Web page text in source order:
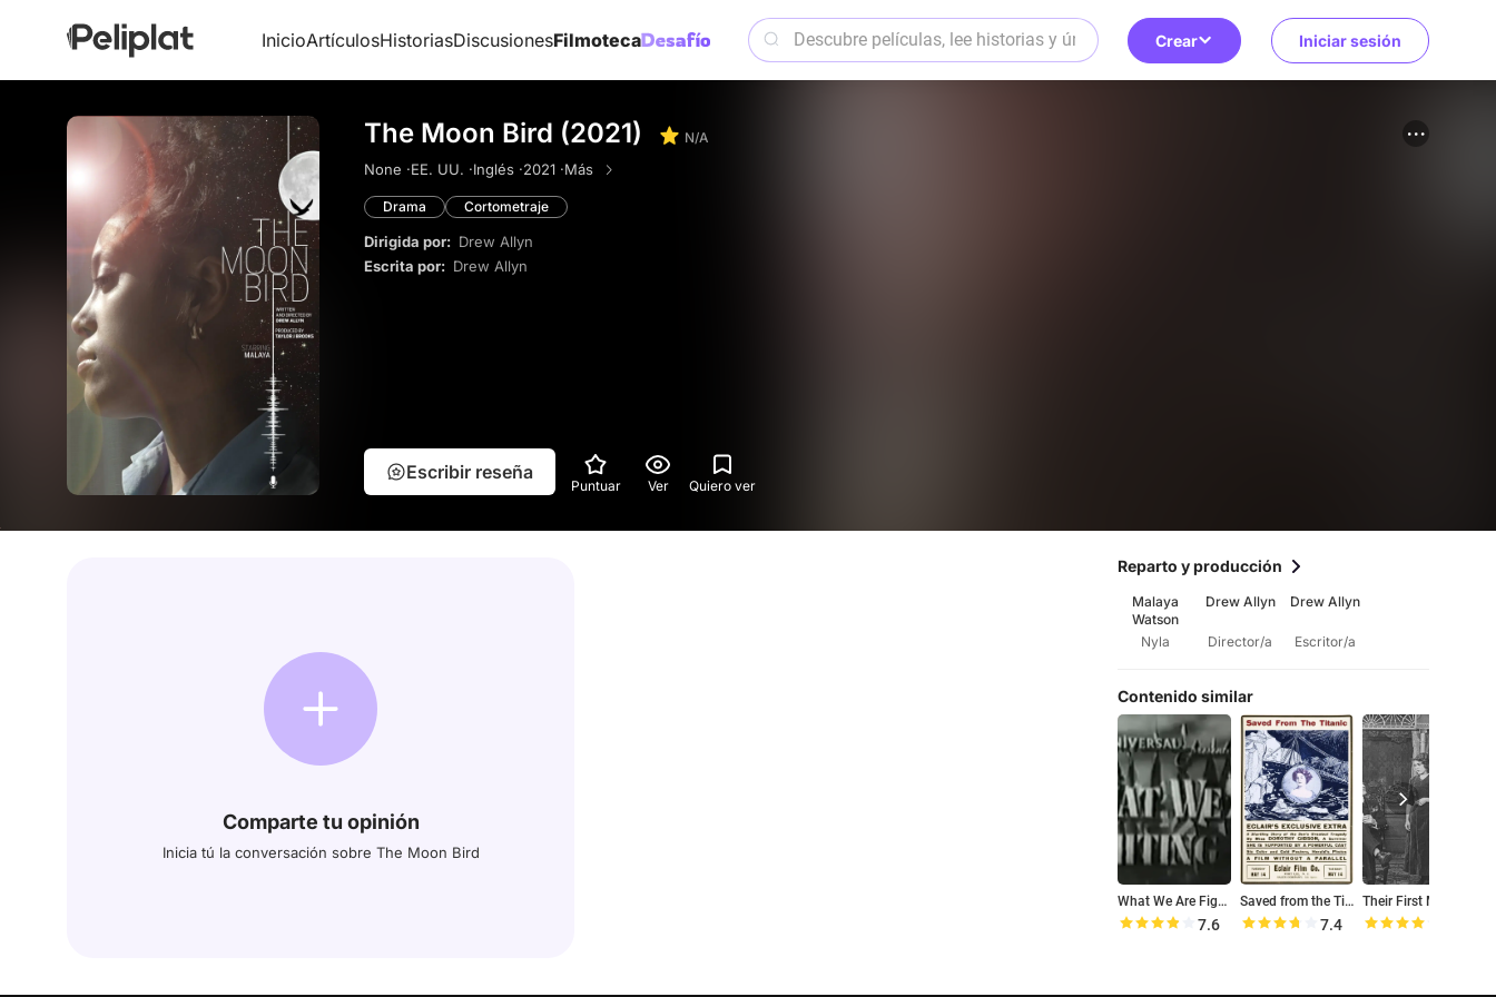
InicioArtículosHistoriasDiscusionesFilmoteca Crear Iniciar sesión
The Moon Bird (2021) N/A
None ·EE. UU. ·Inglés ·2021 ·Más
Drama Cortometraje
Dirigida por: Drew Allyn
Escrita por: Drew Allyn
Escribir reseña
Puntuar Ver Quiero ver
Comparte tu opinión
Inicia tú la conversación sobre The Moon Bird
Reparto y producción
Malaya
Watson
Nyla
Drew Allyn
Director/a
Drew Allyn
Escritor/a
Contenido similar
What We Are Fighting For
7.6
Saved from the Titanic
7.4